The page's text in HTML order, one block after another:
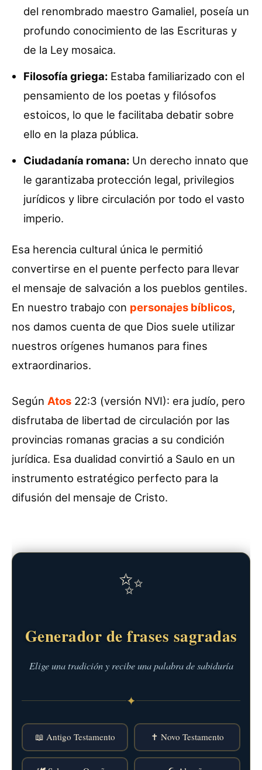
del renombrado maestro Gamaliel, poseía un
profundo conocimiento de las Escrituras y
de la Ley mosaica.
Filosofía griega: Estaba familiarizado con el
pensamiento de los poetas y filósofos
estoicos, lo que le facilitaba debatir sobre
ello en la plaza pública.
Ciudadanía romana: Un derecho innato que
le garantizaba protección legal, privilegios
jurídicos y libre circulación por todo el vasto
imperio.
Esa herencia cultural única le permitió
convertirse en el puente perfecto para llevar
el mensaje de salvación a los pueblos gentiles.
En nuestro trabajo con personajes bíblicos,
nos damos cuenta de que Dios suele utilizar
nuestros orígenes humanos para fines
extraordinarios.
Según Atos 22:3 (versión NVI): era judío, pero
disfrutaba de libertad de circulación por las
provincias romanas gracias a su condición
jurídica. Esa dualidad convirtió a Saulo en un
instrumento estratégico perfecto para la
difusión del mensaje de Cristo.
✨
Generador de frases sagradas
Elige una tradición y recibe una palabra de sabiduría
✦
📖 Antigo Testamento ✝️ Novo Testamento